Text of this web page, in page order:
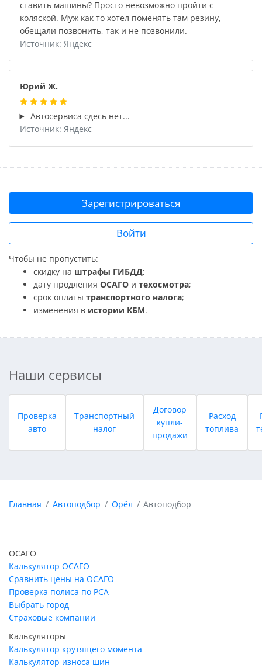
ставить машины? Просто невозможно пройти с
коляской. Муж как то хотел поменять там резину,
обещали позвонить, так и не позвонили.
Источник: Яндекс
Юрий Ж.
Автосервиса сдесь нет...
Источник: Яндекс
Зарегистрироваться
Войти
Чтобы не пропустить:
скидку на штрафы ГИБДД;
дату продления ОСАГО и техосмотра;
срок оплаты транспортного налога;
изменения в истории КБМ.
Наши сервисы
Проверка
авто
Транспортный
налог
Договор
купли-
продажи
Расход
топлива
Главная Автоподбор Орёл Автоподбор
ОСАГО
Калькулятор ОСАГО
Сравнить цены на ОСАГО
Проверка полиса по РСА
Выбрать город
Страховые компании
Калькуляторы
Калькулятор крутящего момента
Калькулятор износа шин